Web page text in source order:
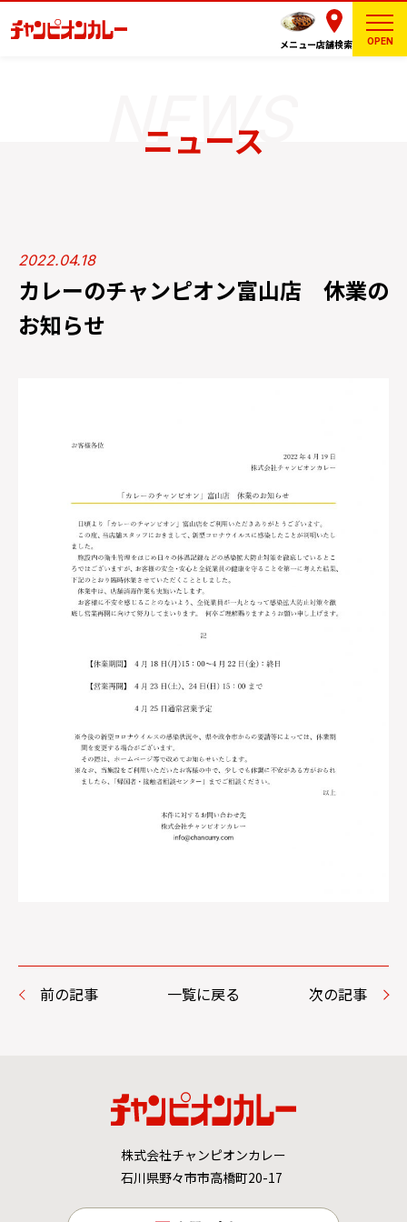
メニュー店舗検索 OPEN
ニュース
2022.04.18
カレーのチャンピオン富山店 休業の
お知らせ
前の記事 一覧に戻る 次の記事
株式会社チャンピオンカレー
石川県野々市市高橋町20-17